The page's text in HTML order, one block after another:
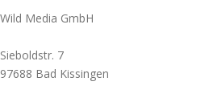
Wild Media GmbH
Sieboldstr. 7
97688 Bad Kissingen